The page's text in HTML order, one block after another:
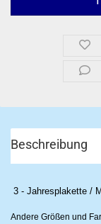
Beschreibung
3 - Jahresplakette /
Andere Größen und